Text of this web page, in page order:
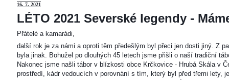
16. 7. 2021
LÉTO 2021 Severské legendy -
Přátelé a kamarádi,
další rok je za námi a oproti těm předešlým byl přeci jen dosti jiný. Z
byla jinak. Bohužel po dlouhých 45 letech jsme přišli o naší tradiční
Nakonec jsme našli tábor v blízkosti obce Krčkovice - Hrubá Skála v
prostředí, kádr vedoucích v porovnání s tím, který byl před třemi lety,